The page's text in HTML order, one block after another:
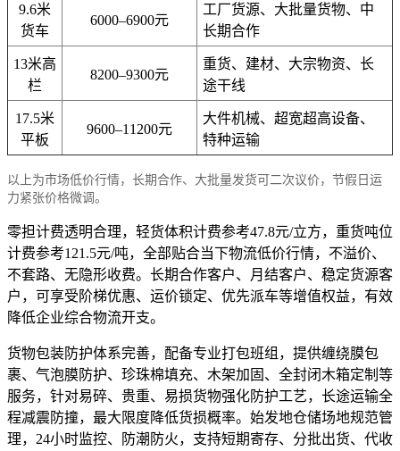
9.6米
货车
6000–6900元
工厂货源、大批量货物、中
长期合作
13米高
栏
8200–9300元
重货、建材、大宗物资、长
途干线
17.5米
平板
9600–11200元
大件机械、超宽超高设备、
特种运输
以上为市场低价行情，长期合作、大批量发货可二次议价，节假日运
力紧张价格微调。
零担计费透明合理，轻货体积计费参考47.8元/立方，重货吨位
计费参考121.5元/吨，全部贴合当下物流低价行情，不溢价、
不套路、无隐形收费。长期合作客户、月结客户、稳定货源客
户，可享受阶梯优惠、运价锁定、优先派车等增值权益，有效
降低企业综合物流开支。
货物包装防护体系完善，配备专业打包班组，提供缠绕膜包
裹、气泡膜防护、珍珠棉填充、木架加固、全封闭木箱定制等
服务，针对易碎、贵重、易损货物强化防护工艺，长途运输全
程减震防撞，最大限度降低货损概率。始发地仓储场地规范管
理，24小时监控、防潮防火，支持短期寄存、分批出货、代收